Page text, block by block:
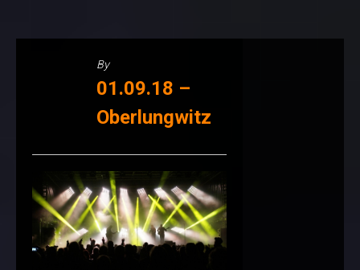
By
01.09.18 –
Oberlungwitz